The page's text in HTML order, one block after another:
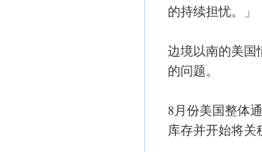
的持续担忧。」
边境以南的美国
的问题。
​8月份美国整体
库存并开始将关